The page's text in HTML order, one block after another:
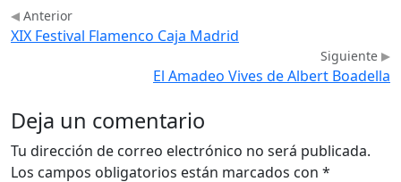
Anterior
XIX Festival Flamenco Caja Madrid
Siguiente
El Amadeo Vives de Albert Boadella
Deja un comentario
Tu dirección de correo electrónico no será publicada.
Los campos obligatorios están marcados con *